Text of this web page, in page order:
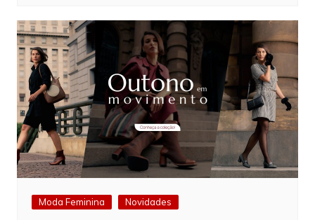
Moda Feminina Novidades